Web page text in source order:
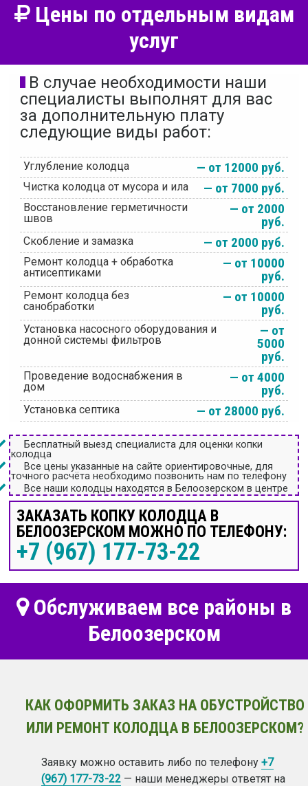
Цены по отдельным видам
услуг
В случае необходимости наши
специалисты выполнят для вас
за дополнительную плату
следующие виды работ:
Углубление колодца — от 12000 руб.
Чистка колодца от мусора и ила — от 7000 руб.
Восстановление герметичности
швов
— от 2000
руб.
Скобление и замазка — от 2000 руб.
Ремонт колодца + обработка
антисептиками
— от 10000
руб.
Ремонт колодца без
санобработки
— от 10000
руб.
Установка насосного оборудования и
донной системы фильтров
— от
5000
руб.
Проведение водоснабжения в
дом
— от 4000
руб.
Установка септика — от 28000 руб.
Бесплатный выезд специалиста для оценки копки
колодца
Все цены указанные на сайте ориентировочные, для
точного расчёта необходимо позвонить нам по телефону
Все наши колодцы находятся в Белоозерском в центре
ЗАКАЗАТЬ КОПКУ КОЛОДЦА В
БЕЛООЗЕРСКОМ МОЖНО ПО ТЕЛЕФОНУ:
+7 (967) 177-73-22
Обслуживаем все районы в
Белоозерском
КАК ОФОРМИТЬ ЗАКАЗ НА ОБУСТРОЙСТВО
ИЛИ РЕМОНТ КОЛОДЦА В БЕЛООЗЕРСКОМ?
Заявку можно оставить либо по телефону +7
(967) 177-73-22 — наши менеджеры ответят на